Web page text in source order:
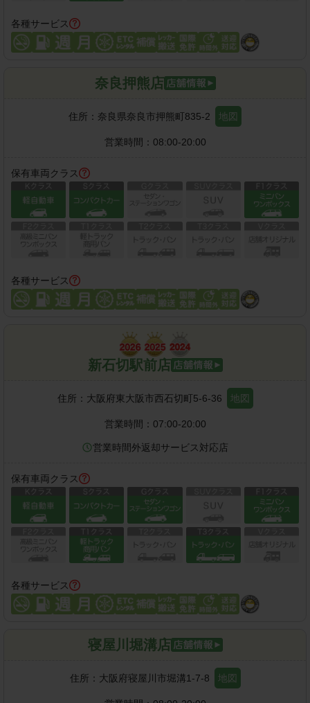
各種サービス
奈良押熊店
住所： 奈良県奈良市押熊町835-2 地図
営業時間： 08:00-20:00
保有車両クラス
各種サービス
新石切駅前店
住所： 大阪府東大阪市西石切町5-6-36 地図
営業時間： 07:00-20:00
営業時間外返却サービス対応店
保有車両クラス
各種サービス
寝屋川堀溝店
住所： 大阪府寝屋川市堀溝1-7-8 地図